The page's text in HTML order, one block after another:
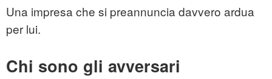
Una impresa che si preannuncia davvero ardua
per lui.
Chi sono gli avversari